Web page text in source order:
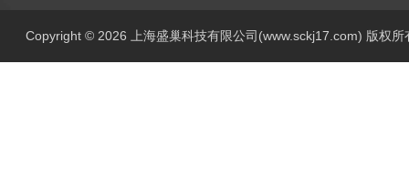
Copyright © 2026 上海盛巢科技有限公司(www.sckj17.com) 版权所